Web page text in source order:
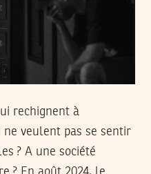
rechignent à
ne veulent pas se sentir
? A une société